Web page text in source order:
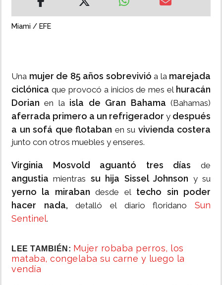
IMPRESO
Miami / EFE
Una mujer de 85 años sobrevivió a lamarejada
ciclónica que provocó a inicios de mes el huracán
Dorianen la isla de Gran Bahama (Bahamas)
aferrada primero a un refrigerador y después
a un sofá que flotaban en su vivienda costera
junto con otros muebles y enseres.
Virginia Mosvold aguantó tres días de
angustiamientras su hija Sissel Johnson y su
yerno la miraban desde el techo sin poder
hacer nada,detalló el diario floridanoSun
Sentinel.
LEE TAMBIÉN: Mujer robaba perros, los
mataba, congelaba su carne y luego la
vendía